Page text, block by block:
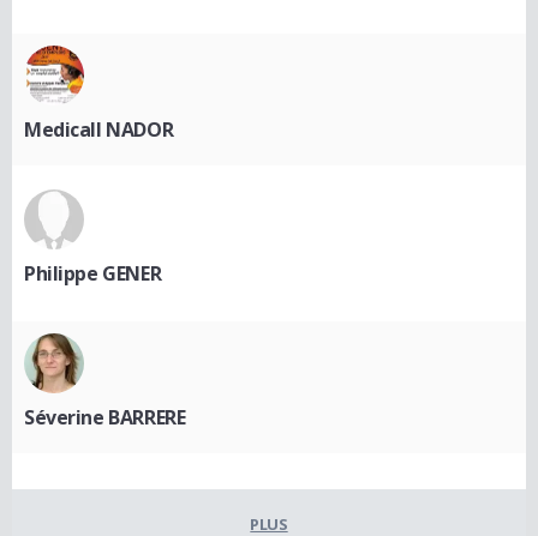
Medicall NADOR
Philippe GENER
Séverine BARRERE
PLUS